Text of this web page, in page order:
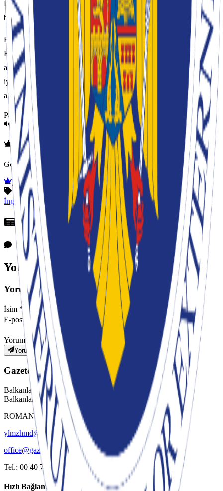
Londra'daki Romanya Büyükelçiliği'ne hem de İngiliz yetkililere
bildirimde bulunulmasını istedi.
Bu tür olayların İngiliz toplumunun İngiltere'de yaşayan ve çalışan
Rumen vatandaşlarına karşı tutumunu göstermediğine dikkat çekilen
açıklamada, “Birleşik Krallık'taki Rumen toplumu İngiliz toplumuna
iyi entegre olmuş, İngiliz ekonomisinin ve toplumunun gelişimine
aktif katkıda bulunmaktadır” denildi.
Paylaş:
AI Sesli Okuma
Google WaveNet yapay zeka sesi ile doğal okuma
Premium
İngiltereromanya
İlgili Haberler
Yorumlar
Yorum Yaz
İsim *
E-posta *
Yorumunuz *
Yorum Gönder
Gazete Balkan
Balkanların Türkçe haber kaynağı. Türkiye, Romanya ve
Balkanlardan güncel haberler.
ROMANYA VE BALKAN TÜRKLERİNİN SESİ
ylmzhmd@yahoo.com
office@gazetebalkan.ro
Tel.: 00 40 730.394.642
Hızlı Bağlantılar